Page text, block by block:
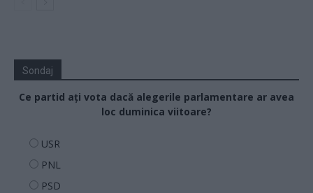
Sondaj
Ce partid ați vota dacă alegerile parlamentare ar avea
loc duminica viitoare?
USR
PNL
PSD